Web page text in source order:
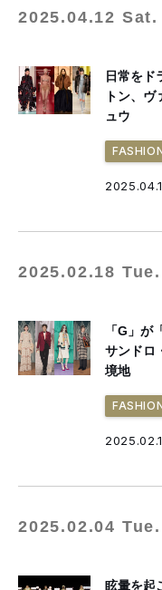
2025.04.12 Sat.
日常をド
トン、ヴ
ュウ
2025.02.18 Tue.
「G」が
サンドロ
境地
2025.02.04 Tue.
眩暈を起